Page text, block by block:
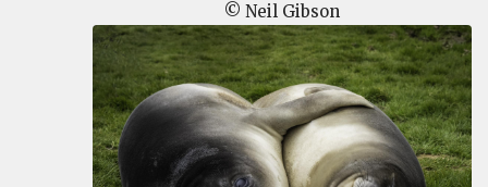
© Neil Gibson